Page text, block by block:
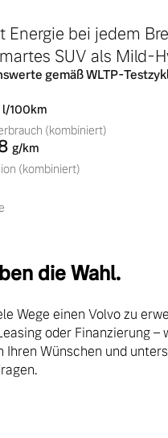
konfigurieren
verfügbare Fahrzeuge
Volvo Selekt
Jetzt
Vielzahl von
Volvo Winter-
Sommer
Mehr erfahren
saisonalen
& Leasing
Energie bei jedem
SUV als Mild-
gemäß WLTP-
l/100km
(kombiniert)
g/km
(kombiniert)
die Wahl.
Wege einen Volvo zu
oder Finanzierung –
Ihren Wünschen und